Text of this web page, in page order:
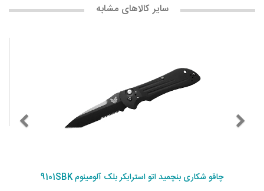
سایر کالاهای مشابه
چاقو شکاری بنچمید اتو استرایکر بلک آلومینوم 9101SBK